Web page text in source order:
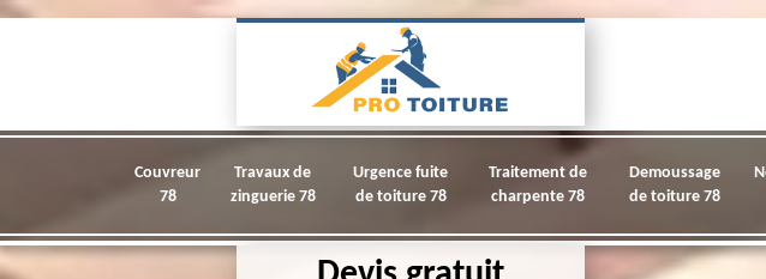
Couvreur
78
Travaux de
zinguerie 78
Urgence fuite
de toiture 78
Traitement de
charpente 78
Demoussage
de toiture 78